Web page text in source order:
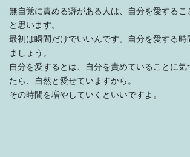
無自覚に責める癖がある人は、自分を愛するこ
と思います。
最初は瞬間だけでいいんです。自分を愛する時
ましょう。
自分を愛するとは、自分を責めていることに気
たら、自然と愛せていますから。
その時間を増やしていくといいですよ。